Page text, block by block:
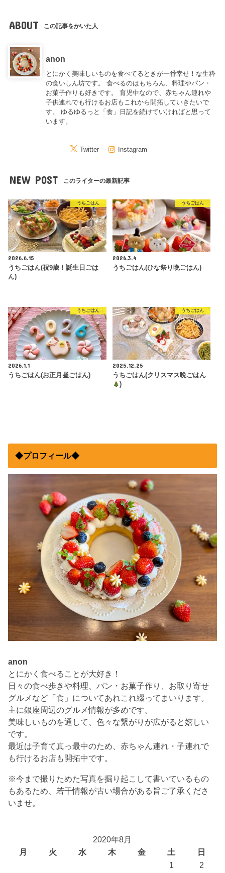
ABOUT この記事をかいた人
anon
とにかく美味しいものを食べてるときが一番幸せ！な生粋
の食いしん坊です。 食べるのはもちろん、料理やパン・
お菓子作りも好きです。 育児中なので、赤ちゃん連れや
子供連れでも行けるお店もこれから開拓していきたいで
す。 ゆるゆるっと「食」日記を続けていければと思って
います。
Twitter Instagram
NEW POST このライターの最新記事
うちごはん
2026.6.15
うちごはん(祝9歳！誕生日ごは
ん)
うちごはん
2026.3.4
うちごはん(ひな祭り晩ごはん)
うちごはん
2026.1.1
うちごはん(お正月昼ごはん)
うちごはん
2025.12.25
うちごはん(クリスマス晩ごはん
)
◆プロフィール◆
anon
とにかく食べることが大好き！
日々の食べ歩きや料理、パン・お菓子作り、お取り寄せ
グルメなど「食」についてあれこれ綴ってまいります。
主に銀座周辺のグルメ情報が多めです。
美味しいものを通して、色々な繋がりが広がると嬉しい
です。
最近は子育て真っ最中のため、赤ちゃん連れ・子連れで
も行けるお店も開拓中です。
※今まで撮りためた写真を掘り起こして書いているもの
もあるため、若干情報が古い場合がある旨ご了承くださ
いませ。
2020年8月
月
火 水 木 金 土
日
1
2